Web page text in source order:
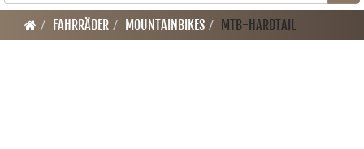
FAHRRÄDER MOUNTAINBIKES MTB-HARDTAIL